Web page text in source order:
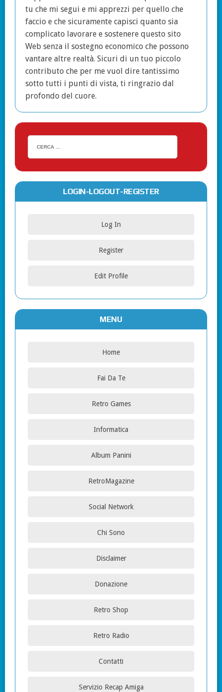
tu che mi segui e mi apprezzi per quello che
faccio e che sicuramente capisci quanto sia
complicato lavorare e sostenere questo sito
Web senza il sostegno economico che possono
vantare altre realtà. Sicuri di un tuo piccolo
contributo che per me vuol dire tantissimo
sotto tutti i punti di vista, ti ringrazio dal
profondo del cuore.
LOGIN-LOGOUT-REGISTER
Log In
Register
Edit Profile
MENU
Home
Fai Da Te
Retro Games
Informatica
Album Panini
RetroMagazine
Social Network
Chi Sono
Disclaimer
Donazione
Retro Shop
Retro Radio
Contatti
Servizio Recap Amiga